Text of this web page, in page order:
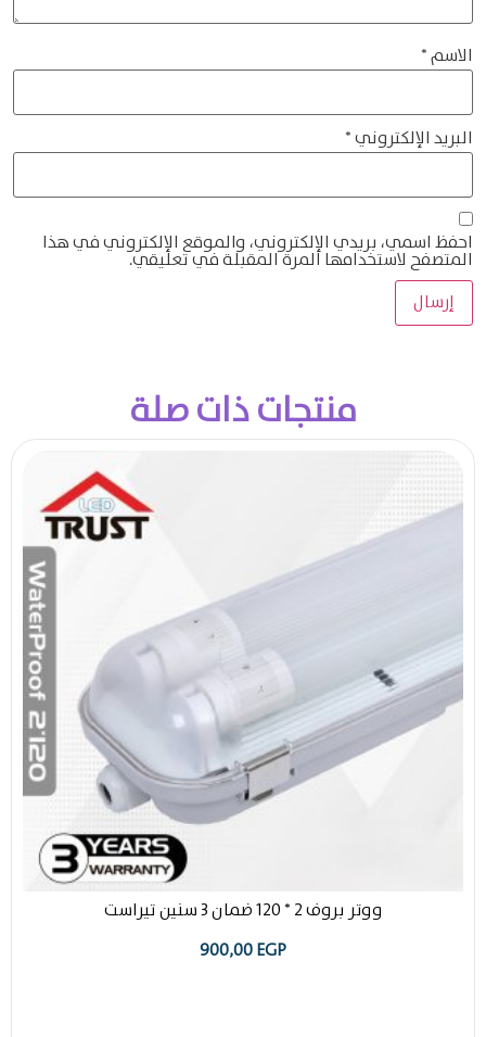
الاسم*
البريد الإلكتروني*
احفظ اسمي، بريدي الإلكتروني، والموقع الإلكتروني في هذا
المتصفح لاستخدامها المرة المقبلة في تعليقي.
منتجات ذات صلة
ووتر بروف 2 * 120 ضمان 3 سنين تيراست
900,00EGP